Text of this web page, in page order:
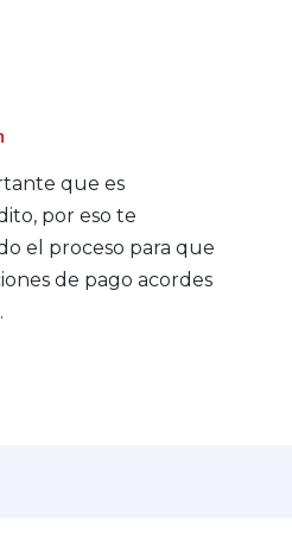
que es
por eso te
el proceso para que
de pago acordes